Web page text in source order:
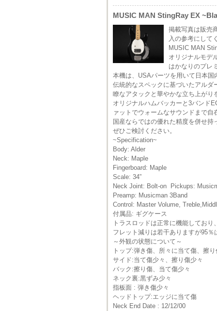
MUSIC MAN StingRay EX
掲載写真は販売
入の参考にして
MUSIC MAN
オリジナルモデ
はかなりのプレ
本機は、USAパーツを用いて日本
伝統的なスペックに基づいたアル
瞭なアタックと華やかな立ち上がり
オリジナルハムバッカーと3バンド
ァットでウォームなサウンドまで自
国産ならではの優れた精度を併せ
ぜひご検討ください。
~Specification~
Body: Alder
Neck: Maple
Fingerboard: Maple
Scale: 34”
Neck Joint: Bolt-on Pickups:
Preamp: Musicman 3Band
Control: Master Volume,
付属品: ギグケース
トラスロッドは正常に機能してお
フレット減りは若干ありますが95
～外観の状態について～
トップ:弾き傷、所々に当て傷、擦り
サイド:当て傷少々、擦り傷少々
バック:擦り傷、当て傷少々
ネック裏:黒ずみ少々
指板面 : 弾き傷少々
ヘッドトップ:エッジに当て傷
Neck End Date : 12/12/00